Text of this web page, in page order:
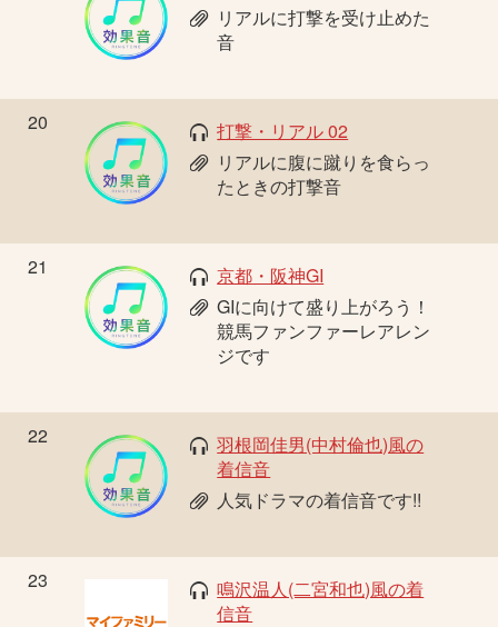
リアルに打撃を受け止めた
音
20
打撃・リアル 02
リアルに腹に蹴りを食らっ
たときの打撃音
21
京都・阪神GI
GIに向けて盛り上がろう！
競馬ファンファーレアレン
ジです
22
羽根岡佳男(中村倫也)風の
着信音
人気ドラマの着信音です!!
23
鳴沢温人(二宮和也)風の着
信音